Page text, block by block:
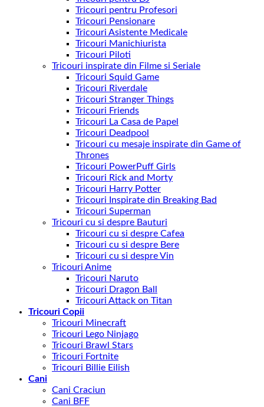
Tricouri pentru Profesori
Tricouri Pensionare
Tricouri Asistente Medicale
Tricouri Manichiurista
Tricouri Piloti
Tricouri inspirate din Filme si Seriale
Tricouri Squid Game
Tricouri Riverdale
Tricouri Stranger Things
Tricouri Friends
Tricouri La Casa de Papel
Tricouri Deadpool
Tricouri cu mesaje inspirate din Game of
Thrones
Tricouri PowerPuff Girls
Tricouri Rick and Morty
Tricouri Harry Potter
Tricouri Inspirate din Breaking Bad
Tricouri Superman
Tricouri cu si despre Bauturi
Tricouri cu si despre Cafea
Tricouri cu si despre Bere
Tricouri cu si despre Vin
Tricouri Anime
Tricouri Naruto
Tricouri Dragon Ball
Tricouri Attack on Titan
Tricouri Copii
Tricouri Minecraft
Tricouri Lego Ninjago
Tricouri Brawl Stars
Tricouri Fortnite
Tricouri Billie Eilish
Cani
Cani Craciun
Cani BFF